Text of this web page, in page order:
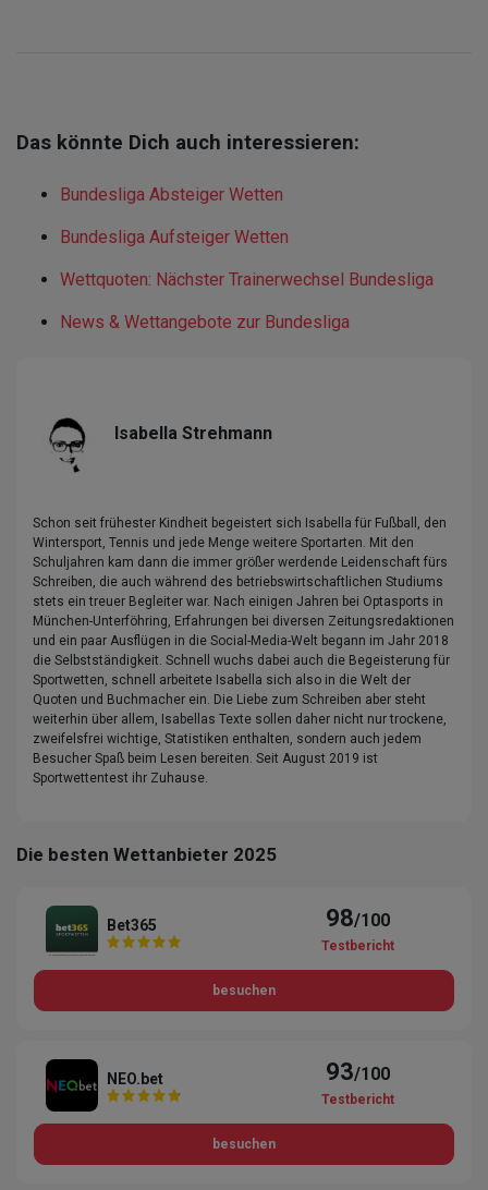
Das könnte Dich auch interessieren:
Bundesliga Absteiger Wetten
Bundesliga Aufsteiger Wetten
Wettquoten: Nächster Trainerwechsel Bundesliga
News & Wettangebote zur Bundesliga
Isabella Strehmann
Schon seit frühester Kindheit begeistert sich Isabella für Fußball, den
Wintersport, Tennis und jede Menge weitere Sportarten. Mit den
Schuljahren kam dann die immer größer werdende Leidenschaft fürs
Schreiben, die auch während des betriebswirtschaftlichen Studiums
stets ein treuer Begleiter war. Nach einigen Jahren bei Optasports in
München-Unterföhring, Erfahrungen bei diversen Zeitungsredaktionen
und ein paar Ausflügen in die Social-Media-Welt begann im Jahr 2018
die Selbstständigkeit. Schnell wuchs dabei auch die Begeisterung für
Sportwetten, schnell arbeitete Isabella sich also in die Welt der
Quoten und Buchmacher ein. Die Liebe zum Schreiben aber steht
weiterhin über allem, Isabellas Texte sollen daher nicht nur trockene,
zweifelsfrei wichtige, Statistiken enthalten, sondern auch jedem
Besucher Spaß beim Lesen bereiten. Seit August 2019 ist
Sportwettentest ihr Zuhause.
Die besten Wettanbieter 2025
Bet365 98/100
Testbericht
besuchen
NEO.bet 93/100
Testbericht
besuchen